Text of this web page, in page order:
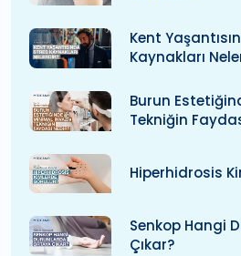
Kent
Kaynakları
Burun
Tekniğin
Hiperhidrosis
Senkop Hangi
Çıkar?